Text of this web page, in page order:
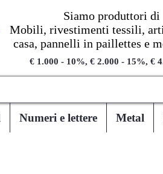
Siamo produttori di
Mobili, rivestimenti tessili,
casa, pannelli in paillettes e
€ 1.000 - 10%, € 2.000 - 15%, €
Numeri e lettere Metal